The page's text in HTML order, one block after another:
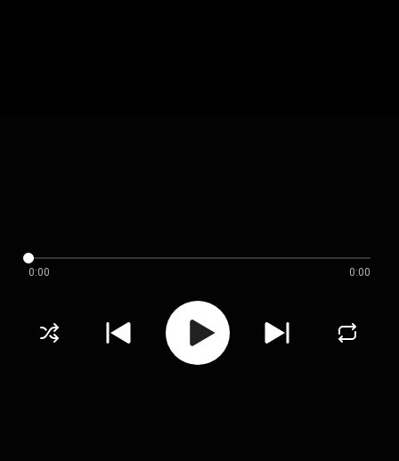
0:00 0:00